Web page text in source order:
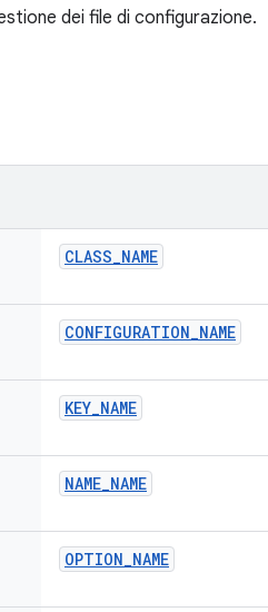
dei file di configurazione.
CLASS_NAME
CONFIGURATION_NAME
KEY_NAME
NAME_NAME
OPTION_NAME